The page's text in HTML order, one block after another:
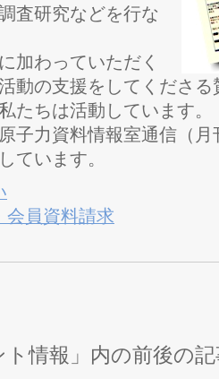
査研究などを行な
加わっていただく
動の支援をしてくださ
たちは活動しています。
子力資料情報室通信（
ています。
会員資料請求
情報」内の前後の